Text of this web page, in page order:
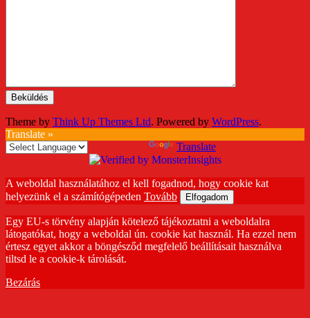
Theme by Think Up Themes Ltd. Powered by WordPress.
Translate »
Translate
A weboldal használatához el kell fogadnod, hogy cookie kat
helyezünk el a számítógépeden Tovább Elfogadom
Egy EU-s törvény alapján kötelező tájékoztatni a weboldalra
látogatókat, hogy a weboldal ún. cookie kat használ. Ha ezzel nem
értesz egyet akkor a böngésződ megfelelő beállításait használva
tiltsd le a cookie-k tárolását.
Bezárás